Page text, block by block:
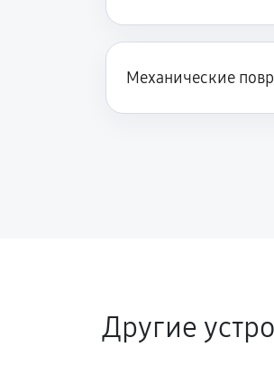
Механические
Другие